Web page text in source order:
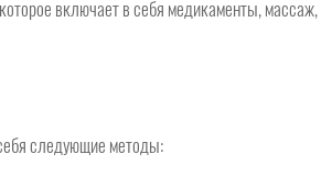
включает в себя медикаменты,
следующие методы: